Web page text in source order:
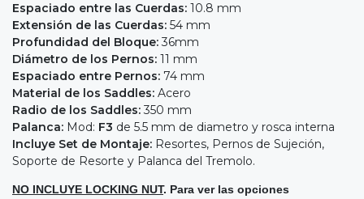
Espaciado entre las Cuerdas: 10.8 mm
Extensión de las Cuerdas: 54 mm
Profundidad del Bloque:36mm
Diámetro de los Pernos: 11 mm
Espaciado entre Pernos: 74 mm
Material de los Saddles: Acero
Radio de los Saddles:350 mm
Palanca: Mod: F3 de 5.5 mm de diametro y rosca interna
Incluye Set de Montaje: Resortes, Pernos de Sujeción,
Soporte de Resorte y Palanca del Tremolo.
NO INCLUYE LOCKING NUT. Para ver las opciones